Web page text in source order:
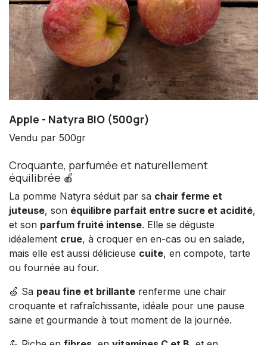
Apple - Natyra BIO (500gr)
Vendu par 500gr
Croquante, parfumée et naturellement
équilibrée 🍎
La pomme Natyra séduit par sa chair ferme et
juteuse, son équilibre parfait entre sucre et acidité,
et son parfum fruité intense. Elle se déguste
idéalement crue, à croquer en en-cas ou en salade,
mais elle est aussi délicieuse cuite, en compote, tarte
ou fournée au four.
🍏 Sa peau fine et brillante renferme une chair
croquante et rafraîchissante, idéale pour une pause
saine et gourmande à tout moment de la journée.